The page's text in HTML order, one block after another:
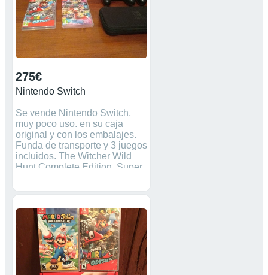
275€
Nintendo Switch
Se vende Nintendo Switch,
muy poco uso. en su caja
original y con los embalajes.
Funda de transporte y 3 juegos
incluidos. The Witcher Wild
Hunt Complete Edition. Super
New Horizons. Entrega en